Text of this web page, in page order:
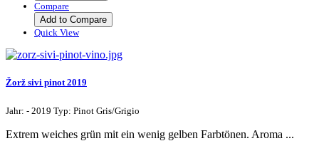
Compare
Add to Compare
Quick View
Žorž sivi pinot 2019
Jahr: - 2019 Typ: Pinot Gris/Grigio
Extrem weiches grün mit ein wenig gelben Farbtönen. Aroma ...